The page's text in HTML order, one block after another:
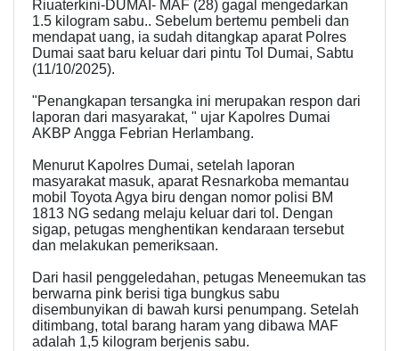
Riuaterkini-DUMAI- MAF (28) gagal mengedarkan
1.5 kilogram sabu.. Sebelum bertemu pembeli dan
mendapat uang, ia sudah ditangkap aparat Polres
Dumai saat baru keluar dari pintu Tol Dumai, Sabtu
(11/10/2025).
"Penangkapan tersangka ini merupakan respon dari
laporan dari masyarakat, " ujar Kapolres Dumai
AKBP Angga Febrian Herlambang.
Menurut Kapolres Dumai, setelah laporan
masyarakat masuk, aparat Resnarkoba memantau
mobil Toyota Agya biru dengan nomor polisi BM
1813 NG sedang melaju keluar dari tol. Dengan
sigap, petugas menghentikan kendaraan tersebut
dan melakukan pemeriksaan.
Dari hasil penggeledahan, petugas Meneemukan tas
berwarna pink berisi tiga bungkus sabu
disembunyikan di bawah kursi penumpang. Setelah
ditimbang, total barang haram yang dibawa MAF
adalah 1,5 kilogram berjenis sabu.